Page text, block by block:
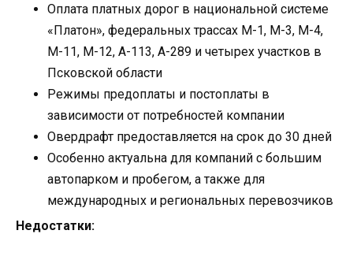
Оплата платных дорог в национальной системе
«Платон», федеральных трассах М-1, М-3, М-4,
М-11, М-12, А-113, А-289 и четырех участков в
Псковской области
Режимы предоплаты и постоплаты в
зависимости от потребностей компании
Овердрафт предоставляется на срок до 30 дней
Особенно актуальна для компаний с большим
автопарком и пробегом, а также для
международных и региональных перевозчиков
Недостатки: